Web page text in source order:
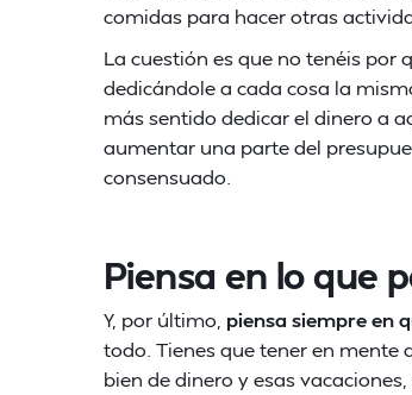
comidas para hacer otras
La cuestión es que no tenéis
dedicándole a cada cosa la
más sentido dedicar el dinero a
aumentar una parte del
consensuado.
Piensa en lo que
Y, por último, piensa siempre en
todo. Tienes que tener en mente
bien de dinero y esas